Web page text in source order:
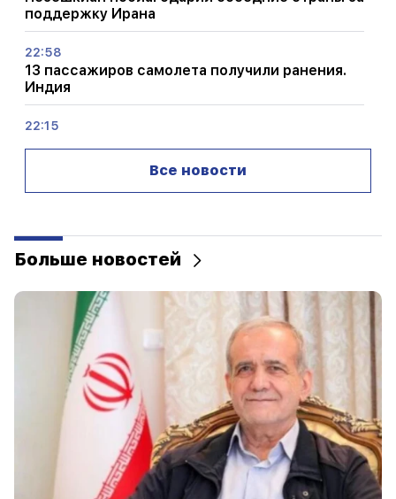
поддержку Ирана
22:58
13 пассажиров самолета получили ранения.
Индия
22:15
Ереване произошел крупный пожар.
В Ереване произошли изменения в
автобусных маршрутах
Жизнь Еревана на алтаре. Варданян о
качестве воздуха в Ереване (видео)
Таким образом меня пытаются заставить
замолчать, потому что в Национальном
Собрании им это не удается. Эдгар Казарян
Все новости
Больше новостей